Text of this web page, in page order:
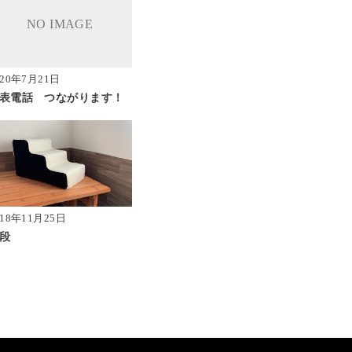
年7月21日
電話 つながります！
年11月25日